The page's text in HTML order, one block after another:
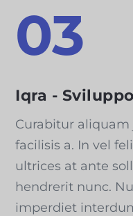
03
Iqra -
Curabitur aliquam
facilisis a. In vel
ultrices at ante
hendrerit nunc.
imperdiet